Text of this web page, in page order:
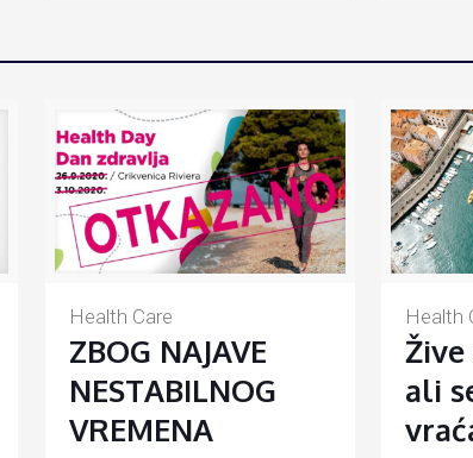
Health Care
ZBOG NAJAVE
NESTABILNOG
VREMENA
Health
ali